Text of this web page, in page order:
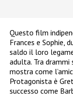
Questo film
Frances e Sophie,
saldo il loro
adulta. Tra
mostra come
Protagonista è
successo come